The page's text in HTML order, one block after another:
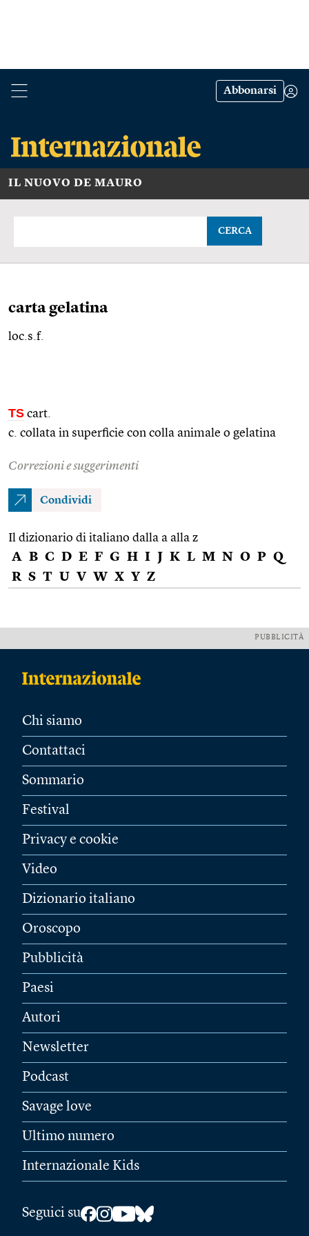
Abbonarsi
IL NUOVO DE MAURO
CERCA
carta gelatina
loc.s.f.
TS cart.
c. collata in superficie con colla animale o gelatina
Correzioni e suggerimenti
Condividi
Il dizionario di italiano dalla a alla z
A B C D E F G H I J K L M N O P Q
R S T U V W X Y Z
PUBBLICITÀ
Chi siamo
Contattaci
Sommario
Festival
Privacy e cookie
Video
Dizionario italiano
Oroscopo
Pubblicità
Paesi
Autori
Newsletter
Podcast
Savage love
Ultimo numero
Internazionale Kids
Seguici su